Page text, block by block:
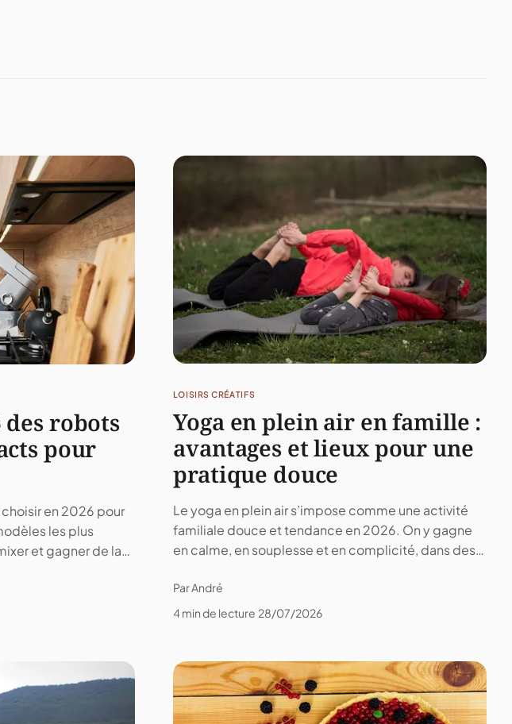
robots
pour
en 2026 pour
les plus
et gagner de la
LOISIRS CRÉATIFS
Yoga en plein air en famille :
avantages et lieux pour une
pratique douce
Le yoga en plein air s’impose comme une activité
familiale douce et tendance en 2026. On y gagne
en calme, en souplesse et en complicité, dans des
Par André
4 min de lecture 28/07/2026